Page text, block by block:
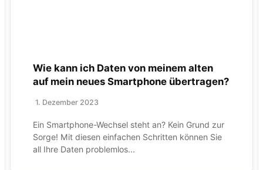
Wie kann ich Daten von meinem alten
auf mein neues Smartphone übertragen?
1. Dezember 2023
Ein Smartphone-Wechsel steht an? Kein Grund zur
Sorge! Mit diesen einfachen Schritten können Sie
all Ihre Daten problemlos...